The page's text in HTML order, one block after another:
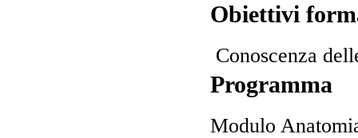
Obiettivi
Conoscenza
Programma
Modulo